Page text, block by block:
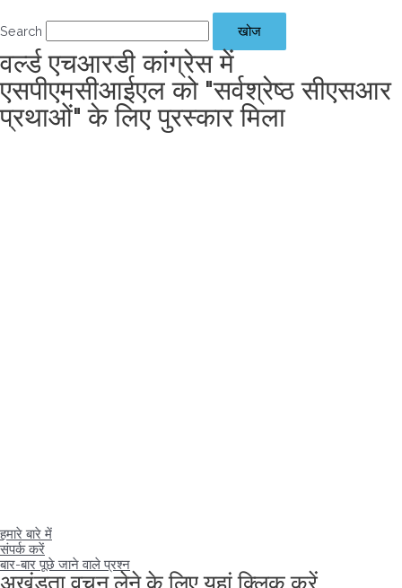
Search खोज
वर्ल्ड एचआरडी कांग्रेस में
एसपीएमसीआईएल को "सर्वश्रेष्ठ सीएसआर
प्रथाओं" के लिए पुरस्कार मिला
हमारे बारे में
संपर्क करें
बार-बार पूछे जाने वाले प्रश्न
अखंडता वचन लेने के लिए यहां क्लिक करें